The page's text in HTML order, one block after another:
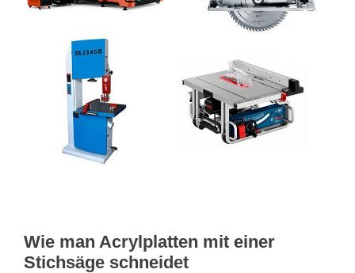
Wie man Acrylplatten mit einer
Stichsäge schneidet